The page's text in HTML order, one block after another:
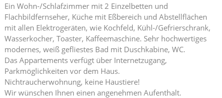
Ein Wohn-/Schlafzimmer mit 2 Einzelbetten und
Flachbildfernseher, Küche mit Eßbereich und Abstellflächen
mit allen Elektrogeräten, wie Kochfeld, Kühl-/Gefrierschrank,
Wasserkocher, Toaster, Kaffeemaschine. Sehr hochwertiges
modernes, weiß gefliestes Bad mit Duschkabine, WC.
Das Appartements verfügt über Internetzugang,
Parkmöglichkeiten vor dem Haus.
Nichtraucherwohnung, keine Haustiere!
Wir wünschen Ihnen einen angenehmen Aufenthalt.